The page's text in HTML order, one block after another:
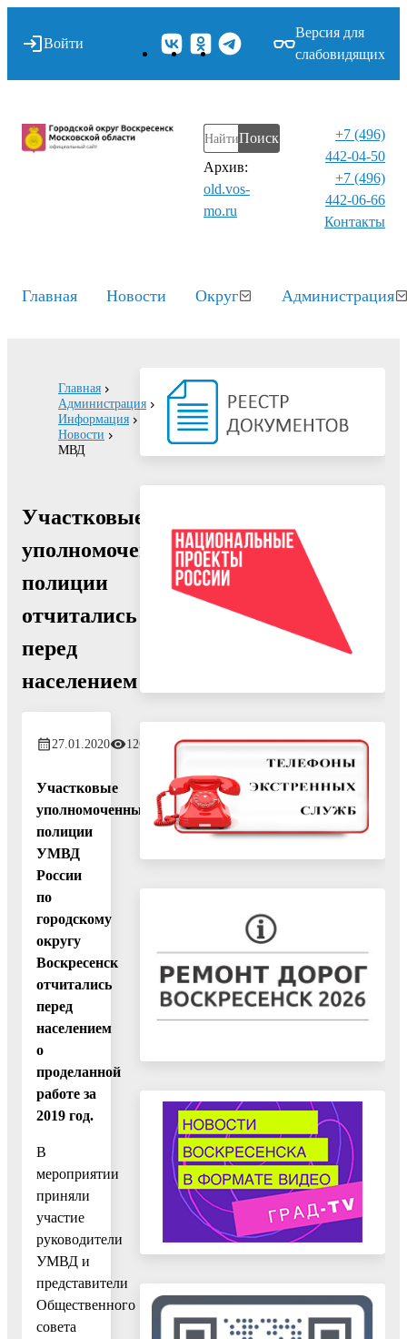
Войти
Версия для
слабовидящих
Поиск
Архив:
old.vos-
mo.ru
+7 (496)
442-04-50
+7 (496)
442-06-66
Контакты⁠
Главная Новости Округ Администрация
Главная
Администрация
Информация
Новости
МВД
Участковые
уполномоченные
полиции
отчитались
перед
населением
27.01.2020 1268
Участковые
уполномоченные
полиции
УМВД
России
по
городскому
округу
Воскресенск
отчитались
перед
населением
о
проделанной
работе за
2019 год.
В
мероприятии
приняли
участие
руководители
УМВД и
представители
Общественного
совета